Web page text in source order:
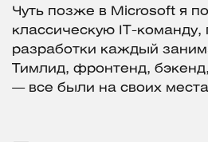
Чуть позже в Microsoft я
классическую IT-команду,
разработки каждый
Тимлид, фронтенд,
— все были на своих